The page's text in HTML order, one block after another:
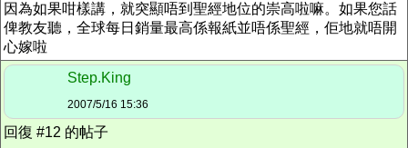
因為如果咁樣講，就突顯唔到聖經地位的崇高啦嘛。如果您話
俾教友聽，全球每日銷量最高係報紙並唔係聖經，佢地就唔開
心嫁啦
Step.King
2007/5/16 15:36
回復 #12 的帖子